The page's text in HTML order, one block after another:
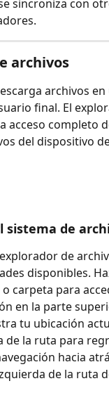
sincroniza con
archivos
archivos
final. El
acceso completo
del dispositivo
sistema de
de
disponibles.
carpeta para
en la parte
tu ubicación
de la ruta para
hacia
de la ruta